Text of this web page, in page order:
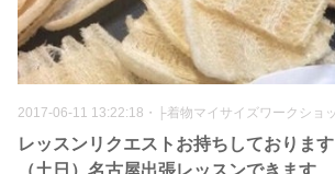
2017-06-11 13:22:18 ・ ├着物マイサイズワークショ
レッスンリクエストお持ちしておりま
（土日）名古屋出張レッスンできます